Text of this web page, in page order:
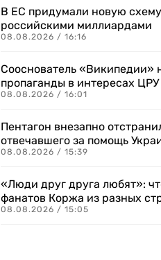
В ЕС придумали новую
российскими миллиардами
08.08.2026 / 16:16
Сооснователь «Википедии»
пропаганды в интересах ЦРУ
08.08.2026 / 16:01
Пентагон внезапно
отвечавшего за помощь
08.08.2026 / 15:39
«Люди друг друга любят»:
фанатов Коржа из разных
08.08.2026 / 15:05